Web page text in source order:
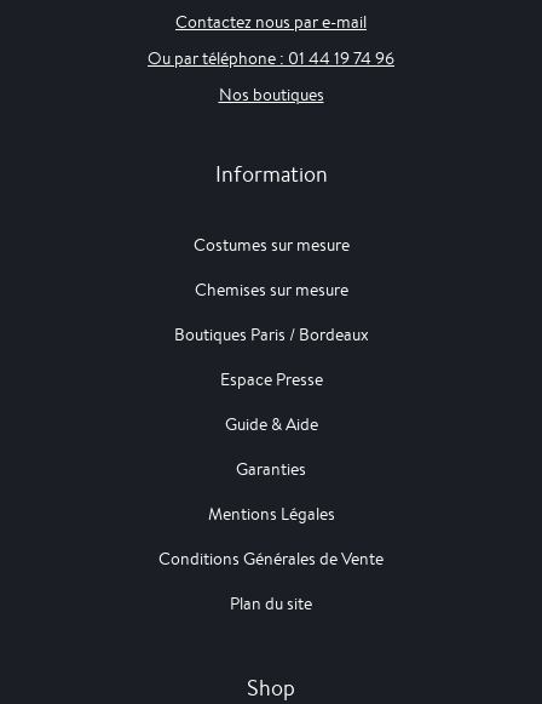
Contactez nous par e-mail
Ou par téléphone : 01 44 19 74 96
Nos boutiques
Information
Costumes sur mesure
Chemises sur mesure
Boutiques Paris / Bordeaux
Espace Presse
Guide & Aide
Garanties
Mentions Légales
Conditions Générales de Vente
Plan du site
Shop